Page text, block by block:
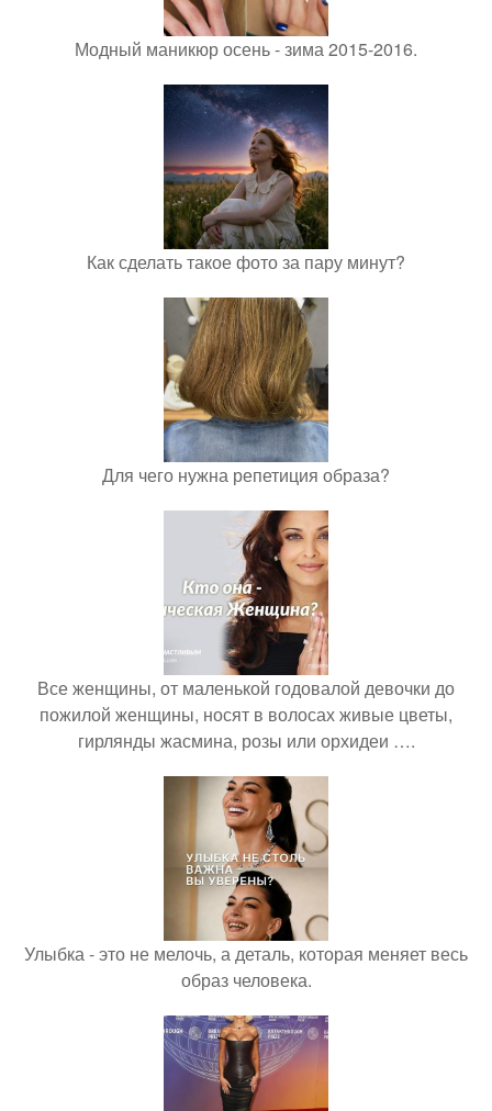
Модный маникюр осень - зима 2015-2016.
Как сделать такое фото за пару минут?
Для чего нужна репетиция образа?
Все женщины, от маленькой годовалой девочки до
пожилой женщины, носят в волосах живые цветы,
гирлянды жасмина, розы или орхидеи ….
Улыбка - это не мелочь, а деталь, которая меняет весь
образ человека.